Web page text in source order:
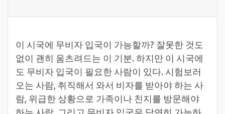
이 시국에 무비자 입국이 가능할까? 잘못한 것도
없이 괜히 움츠려드는 이 기분. 하지만 이 시국에
도 무비자 입국이 필요한 사람이 있다. 시험보러
오는 사람, 취직해서 와서 비자를 받아야 하는 사
람, 위급한 상황으로 가족이나 친지를 방문해야
하는 사람. 그리고 무비자 입국은 당연히 가능하